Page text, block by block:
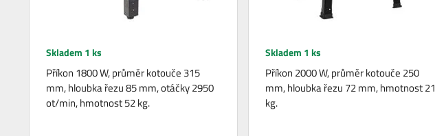
Skladem 1 ks
Příkon 1800 W, průměr kotouče 315
mm, hloubka řezu 85 mm, otáčky 2950
ot/min, hmotnost 52 kg.
Skladem 1 ks
Příkon 2000 W, průměr kotouče 250
mm, hloubka řezu 72 mm, hmotnost 21
kg.